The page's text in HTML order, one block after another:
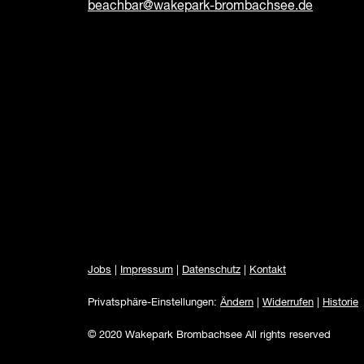
beachbar@wakepark-brombachsee.de
Jobs Impressum Datenschutz Kontakt
Privatsphäre-Einstellungen: Ändern Widerrufen Historie
© 2020 Wakepark Brombachsee All rights reserved